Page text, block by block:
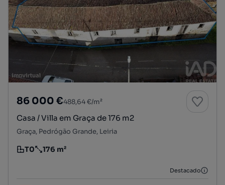
86 000 €488,64 €/m²
Casa / Villa em Graça de 176 m2
Graça, Pedrógão Grande, Leiria
Tipologia
T0
Preço por metro quadrado
176 m²
Destacado